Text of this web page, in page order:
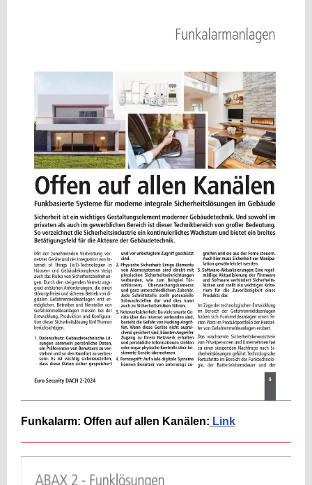
Funkalarm: Offen auf allen Kanälen: Link